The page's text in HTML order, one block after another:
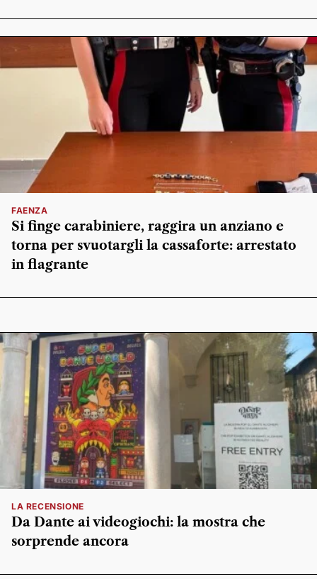
FAENZA
Si finge carabiniere, raggira un anziano e
torna per svuotargli la cassaforte: arrestato
in flagrante
LA RECENSIONE
Da Dante ai videogiochi: la mostra che
sorprende ancora